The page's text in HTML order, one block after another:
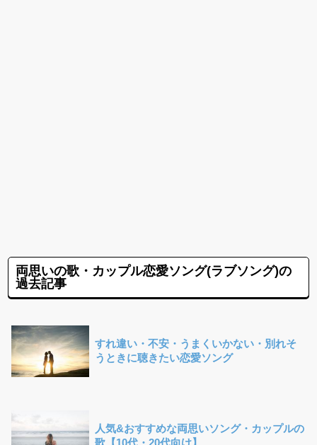
両思いの歌・カップル恋愛ソング(ラブソング)の
過去記事
すれ違い・不安・うまくいかない・別れそ
うときに聴きたい恋愛ソング
人気&おすすめな両思いソング・カップルの
歌【10代・20代向け】